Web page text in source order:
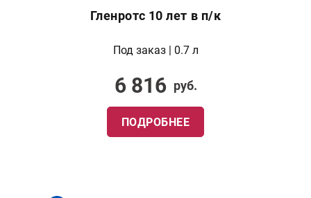
Гленротс 10 лет в п/к
Под заказ | 0.7 л
6 816 руб.
ПОДРОБНЕЕ